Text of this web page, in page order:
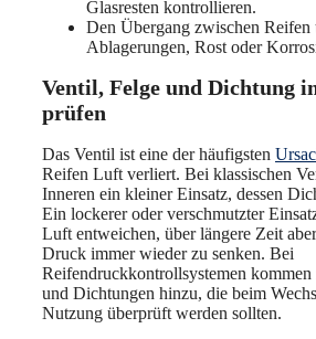
Glasresten kontrollieren.
Den Übergang zwischen Reifen
Ablagerungen, Rost oder
Ventil, Felge und Dichtung
prüfen
Das Ventil ist eine der häufigsten
Reifen Luft verliert. Bei klassischen
Inneren ein kleiner Einsatz, dessen
Ein lockerer oder verschmutzter
Luft entweichen, über längere Zeit
Druck immer wieder zu senken. Bei
Reifendruckkontrollsystemen kommen
und Dichtungen hinzu, die beim
Nutzung überprüft werden sollten.